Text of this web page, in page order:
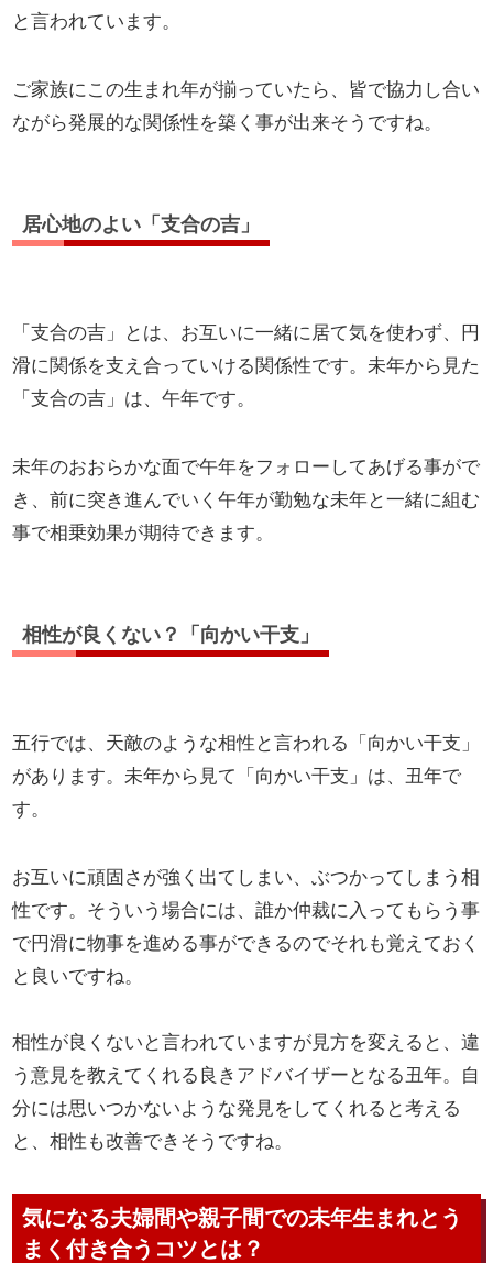
と言われています。
ご家族にこの生まれ年が揃っていたら、皆で協力し合い
ながら発展的な関係性を築く事が出来そうですね。
居心地のよい「支合の吉」
「支合の吉」とは、お互いに一緒に居て気を使わず、円
滑に関係を支え合っていける関係性です。未年から見た
「支合の吉」は、午年です。
未年のおおらかな面で午年をフォローしてあげる事がで
き、前に突き進んでいく午年が勤勉な未年と一緒に組む
事で相乗効果が期待できます。
相性が良くない？「向かい干支」
五行では、天敵のような相性と言われる「向かい干支」
があります。未年から見て「向かい干支」は、丑年で
す。
お互いに頑固さが強く出てしまい、ぶつかってしまう相
性です。そういう場合には、誰か仲裁に入ってもらう事
で円滑に物事を進める事ができるのでそれも覚えておく
と良いですね。
相性が良くないと言われていますが見方を変えると、違
う意見を教えてくれる良きアドバイザーとなる丑年。自
分には思いつかないような発見をしてくれると考える
と、相性も改善できそうですね。
気になる夫婦間や親子間での未年生まれとう
まく付き合うコツとは？